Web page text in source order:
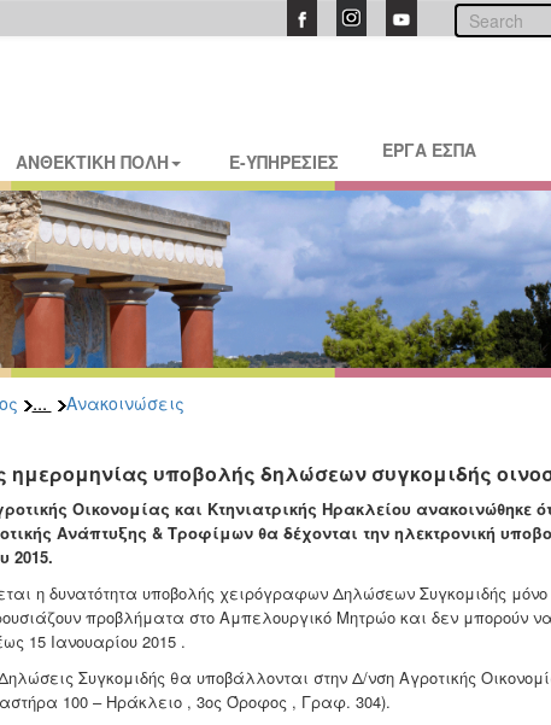
ΑΝΘΕΚΤΙΚΗ ΠΟΛΗ E-ΥΠΗΡΕΣΙΕΣ ΕΡΓΑ ΕΣΠΑ
... Ανακοινώσεις
ημερομηνίας υποβολής δηλώσεων συγκομιδής
Οικονομίας και Κτηνιατρικής Ηρακλείου ανακοινώθηκε
Ανάπτυξης & Τροφίμων θα δέχονται την ηλεκτρονική
2015.
η δυνατότητα υποβολής χειρόγραφων Δηλώσεων Συγκομιδής
προβλήματα στο Αμπελουργικό Μητρώο και δεν μπορούν
15 Ιανουαρίου 2015 .
Συγκομιδής θα υποβάλλονται στην Δ/νση Αγροτικής
100 – Ηράκλειο , 3ος Όροφος , Γραφ. 304).